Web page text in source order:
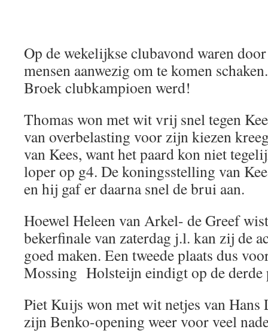
Op de wekelijkse clubavond waren
mensen aanwezig om te komen
Broek clubkampioen werd!
Thomas won met wit vrij snel tegen
van overbelasting voor zijn kiezen
van Kees, want het paard kon niet
loper op g4. De koningsstelling van
en hij gaf er daarna snel de brui aan.
Hoewel Heleen van Arkel- de Greef
bekerfinale van zaterdag j.l. kan zij de
goed maken. Een tweede plaats dus
Mossing Holsteijn eindigt op de derde
Piet Kuijs won met wit netjes van Hans
zijn Benko-opening weer voor veel